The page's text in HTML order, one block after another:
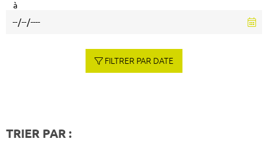
à
FILTRER PAR DATE
TRIER PAR :